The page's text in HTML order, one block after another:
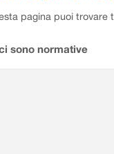
pagina puoi
sono normative